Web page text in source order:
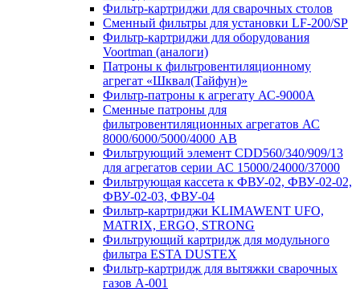
Фильтр-картриджи для сварочных столов
Сменный фильтры для установки LF-200/SP
Фильтр-картриджи для оборудования
Voortman (аналоги)
Патроны к фильтровентиляционному
агрегат «Шквал(Тайфун)»
Фильтр-патроны к агрегату АС-9000А
Сменные патроны для
фильтровентиляционных агрегатов АС
8000/6000/5000/4000 АВ
Фильтрующий элемент CDD560/340/909/13
для агрегатов серии АС 15000/24000/37000
Фильтрующая кассета к ФВУ-02, ФВУ-02-02,
ФВУ-02-03, ФВУ-04
Фильтр-картриджи KLIMAWENT UFO,
MATRIX, ERGO, STRONG
Фильтрующий картридж для модульного
фильтра ESTA DUSTEX
Фильтр-картридж для вытяжки сварочных
газов А-001